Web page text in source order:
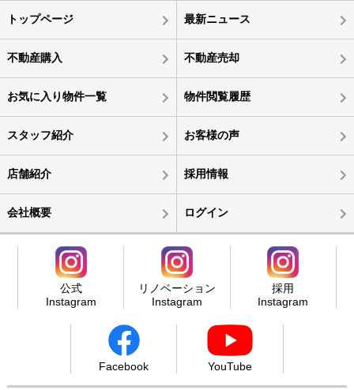
トップページ 最新ニュース
不動産購入 不動産売却
お気に入り物件一覧 物件閲覧履歴
スタッフ紹介 お客様の声
店舗紹介 採用情報
会社概要 ログイン
公式
Instagram
リノベーション
Instagram
採用
Instagram
Facebook YouTube